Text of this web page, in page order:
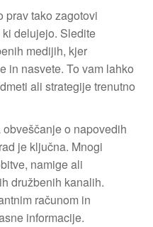
prav tako zagotovi
delujejo. Sledite
medijih, kjer
in nasvete. To vam lahko
ali strategije trenutno
o napovedih
je ključna. Mnogi
namige ali
družbenih kanalih.
računom in
informacije.